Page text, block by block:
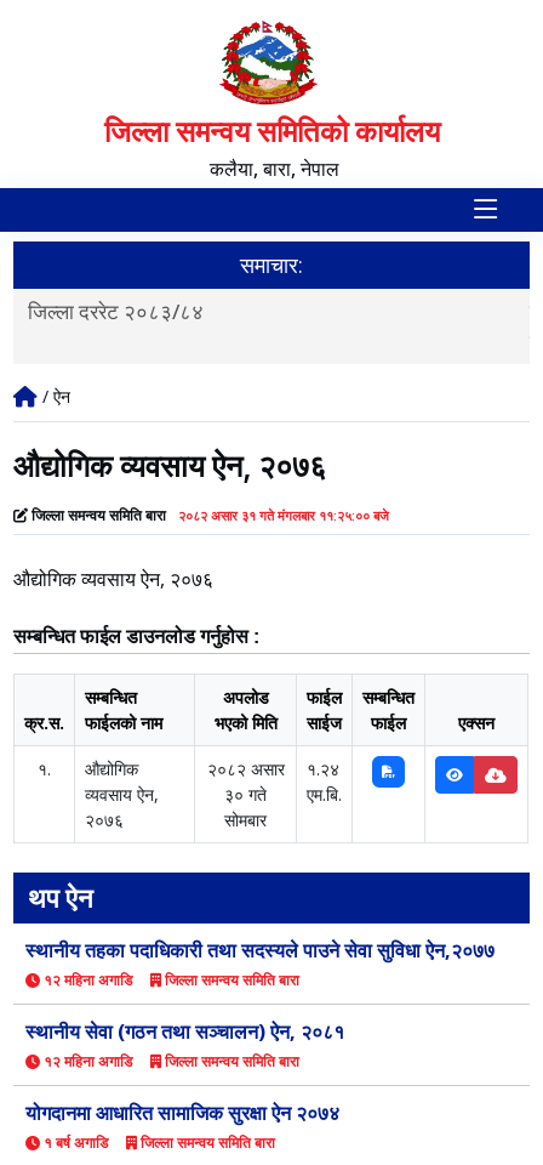
जिल्ला समन्वय समितिको कार्यालय
कलैया, बारा, नेपाल
समाचार:
/ ऐन
औद्योगिक व्यवसाय ऐन, २०७६
जिल्ला समन्वय समिति बारा २०८२ असार ३१ गते मंगलबार ११:२५:०० बजे
औद्योगिक व्यवसाय ऐन, २०७६
सम्बन्धित फाईल डाउनलोड गर्नुहोस :
क्र.स.
सम्बन्धित
फाईलको नाम
अपलोड
भएको मिति
फाईल
साईज
सम्बन्धित
फाईल
एक्सन
१.
औद्योगिक
व्यवसाय ऐन,
२०७६
२०८२ असार
३० गते
सोमबार
१.२४
एम.बि.
थप ऐन
स्थानीय तहका पदाधिकारी तथा सदस्यले पाउने सेवा सुविधा ऐन,२०७७
१२ महिना अगाडि जिल्ला समन्वय समिति बारा
स्थानीय सेवा (गठन तथा सञ्चालन) ऐन, २०८१
१२ महिना अगाडि जिल्ला समन्वय समिति बारा
योगदानमा आधारित सामाजिक सुरक्षा ऐन २०७४
१ बर्ष अगाडि जिल्ला समन्वय समिति बारा